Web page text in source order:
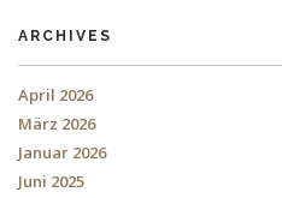
ARCHIVES
April 2026
März 2026
Januar 2026
Juni 2025